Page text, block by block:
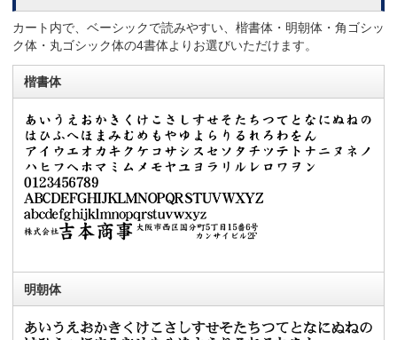
カート内で、ベーシックで読みやすい、楷書体・明朝体・角ゴシッ
ク体・丸ゴシック体の4書体よりお選びいただけます。
楷書体
明朝体